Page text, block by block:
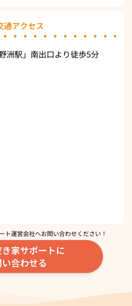
通アクセス
洲駅」南出口より徒歩5分
ト運営会社へお問い合わせください！
家サポートに
合わせる